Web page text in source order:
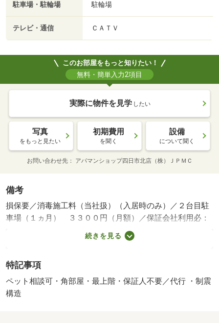
駐車場・駐輪場 駐輪場
テレビ・通信 ＣＡＴＶ
このお部屋をもっと知りたい！
無料・簡単入力2項目
実際に物件を見学 したい
写真
をもっと見たい
初期費用
を聞く
設備
について聞く
お問い合わせ先 アパマンショップ四日市北店（株）ＪＰＭＣ
備考
損保要／消毒施工料（当社扱）（入居時のみ）／２台目駐
車場（１ヵ月） ３３００円（月額）／保証会社利用必：
１０，０００円／入居時、以降は月額賃料の１％／毎月
（入居期間中）、他プラン有／ペット相談／［退去時費
クリーニング代５３，９００円（退去時） 保険加入義務
有 飼育可能なペットは、小型犬又は猫１匹までです。
飼育可能なペットは、小型犬又は猫１匹まで可。 保証会
続きを見る
特記事項
ペット相談可・角部屋・最上階・保証人不要／代行 ・制震
構造